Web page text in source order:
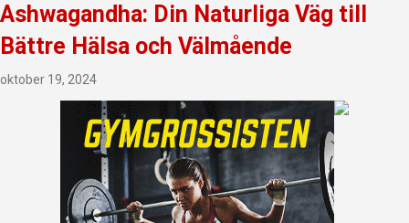
Ashwagandha: Din Naturliga Väg till
Bättre Hälsa och Välmående
oktober 19, 2024